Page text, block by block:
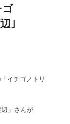
ゴ
｣
イチゴノトリ
」さんが